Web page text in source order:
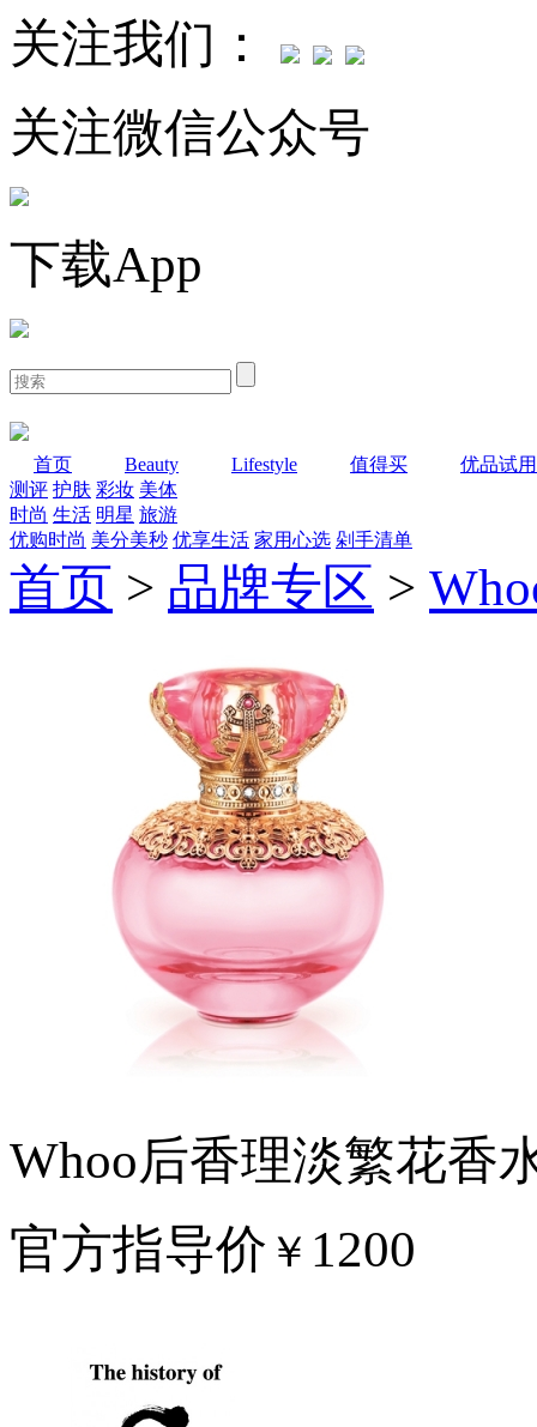
关注我们：
关注微信公众号
下载App
首页 Beauty Lifestyle 值得买
优品试用
测评 护肤 彩妆 美体
时尚 生活 明星 旅游
优购时尚 美分美秒 优享生活 家用心选 剁手清单
首页 > 品牌专区 >
Whoo后香理淡繁花香
官方指导价 ￥ 1200